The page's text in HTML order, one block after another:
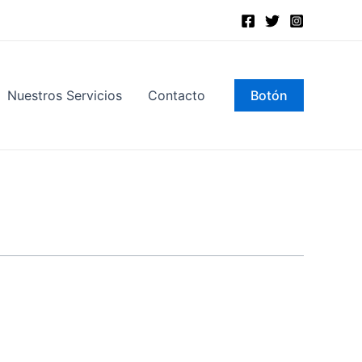
Nuestros Servicios Contacto Botón